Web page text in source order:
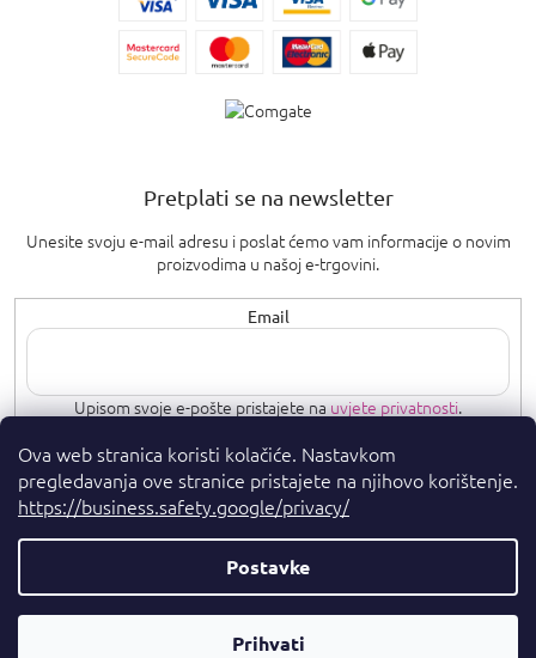
Ova web stranica koristi kolačiće. Nastavkom
pregledavanja ove stranice pristajete na njihovo korištenje.
https://business.safety.google/privacy/
Postavke
Prihvati
Pretplati se na newsletter
Unesite svoju e-mail adresu i poslat ćemo vam informacije o novim
proizvodima u našoj e-trgovini.
Email
Upisom svoje e-pošte pristajete nauvjete privatnosti.
PRETPLATI SE
Kreirao Shoptet Premium
Autorska prava 2026Parfumshop.hr. Sva prava pridržana.